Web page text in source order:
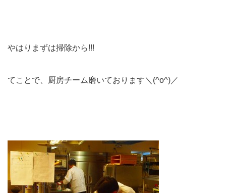
やはりまずは掃除から!!!
てことで、厨房チーム磨いております＼(^o^)／